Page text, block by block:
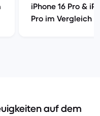
iPhone 16 Pro &
Pro im Vergleich
auf dem